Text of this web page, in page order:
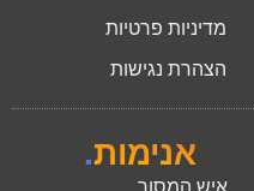
מדיניות פרטיות
הצהרת נגישות
אנימות.
איש המסור